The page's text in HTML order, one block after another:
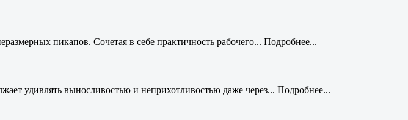
пикапов. Сочетая в себе практичность рабочего... Подробнее...
удивлять выносливостью и неприхотливостью даже через... Подробнее...